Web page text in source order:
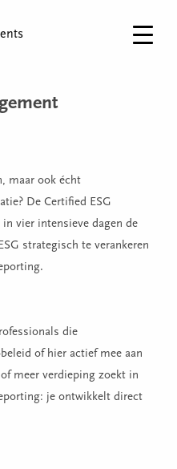
maar ook écht
De Certified ESG
vier intensieve dagen de
strategisch te verankeren
die
of hier actief mee aan
meer verdieping zoekt in
je ontwikkelt direct